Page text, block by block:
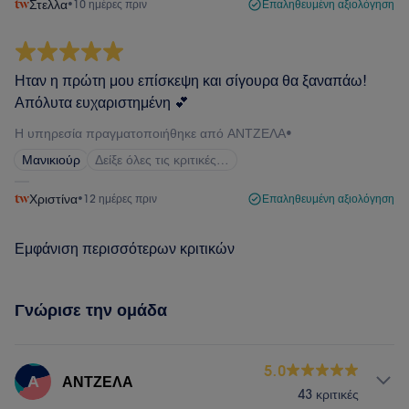
Στελλα•10 ημέρες πριν Επαληθευμένη αξιολόγηση
Ηταν η πρώτη μου επίσκεψη και σίγουρα θα ξαναπάω!
Απόλυτα ευχαριστημένη 💕
Η υπηρεσία πραγματοποιήθηκε από ΑΝΤΖΕΛΑ•
Μανικιούρ
Δείξε όλες τις κριτικές…
Χριστίνα•12 ημέρες πριν Επαληθευμένη αξιολόγηση
Εμφάνιση περισσότερων κριτικών
Γνώρισε την ομάδα
Α ΑΝΤΖΕΛΑ
5.0
43 κριτικές